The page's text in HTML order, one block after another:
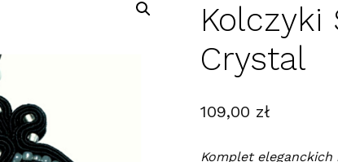
Kolczyki
Crystal
109,00 zł
Komplet